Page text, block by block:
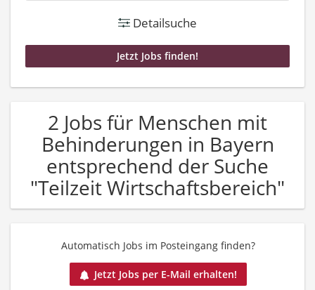
Detailsuche
2 Jobs für Menschen mit
Behinderungen in Bayern
entsprechend der Suche
"Teilzeit Wirtschaftsbereich"
Automatisch Jobs im Posteingang finden?
Jetzt Jobs per E-Mail erhalten!